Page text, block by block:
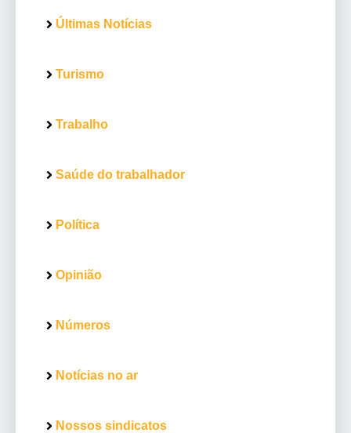
Últimas Notícias
Turismo
Trabalho
Saúde do trabalhador
Política
Opinião
Números
Notícias no ar
Nossos sindicatos